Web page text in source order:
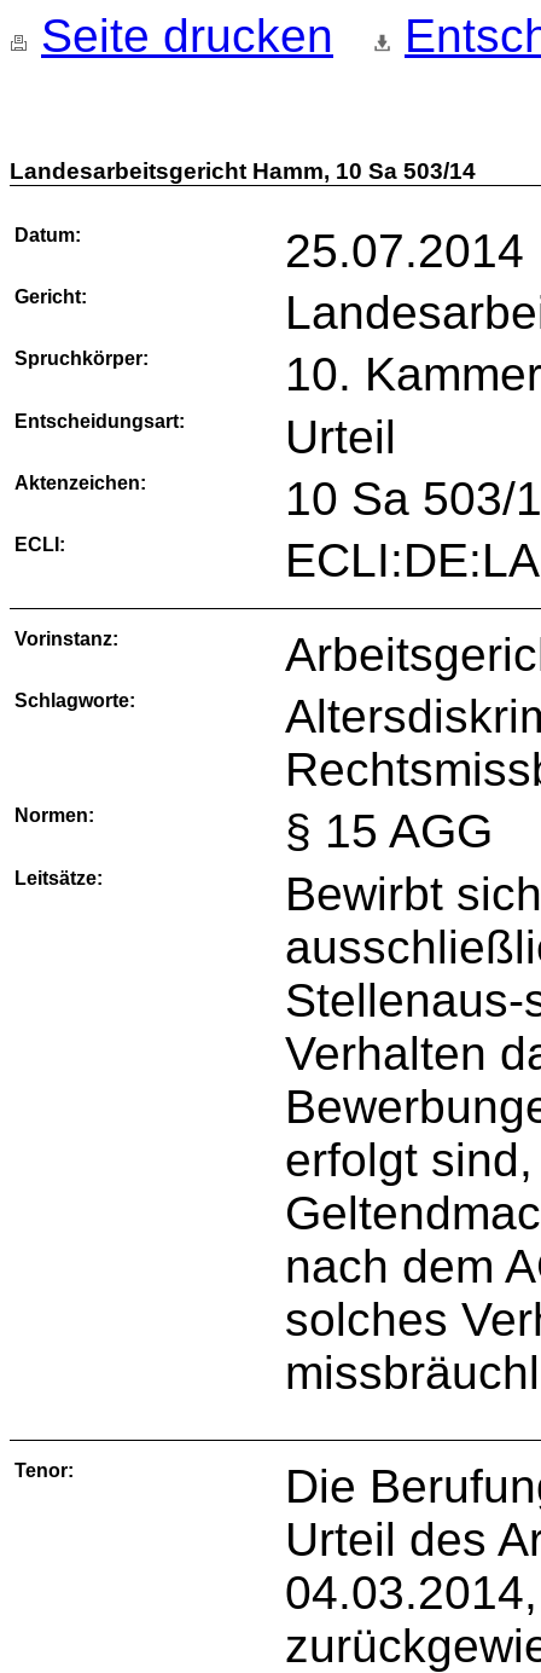
Seite drucken
Landesarbeitsgericht Hamm, 10 Sa 503/14
Datum: 25.07.2014
Gericht:
Spruchkörper: 10.
Entscheidungsart: Urteil
Aktenzeichen: 10 Sa 503/
ECLI:
Vorinstanz:
Schlagworte:
Normen: § 15 AGG
Leitsätze:
Bewirbt
Verhalten
erfolgt
nach dem
solches
Tenor:
Die
Urteil des